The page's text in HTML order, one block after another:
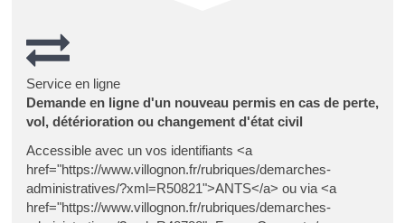
Service en ligne
Demande en ligne d'un nouveau permis en cas de perte,
vol, détérioration ou changement d'état civil
Accessible avec un vos identifiants <a
href="https://www.villognon.fr/rubriques/demarches-
administratives/?xml=R50821">ANTS</a> ou via <a
href="https://www.villognon.fr/rubriques/demarches-